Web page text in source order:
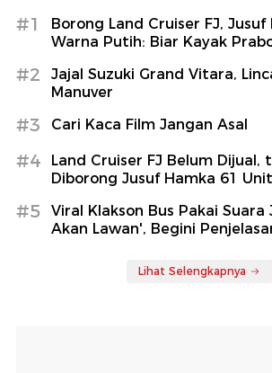
#1
Borong Land Cruiser FJ,
Warna Putih: Biar Kayak
#2
Jajal Suzuki Grand Vitara,
Manuver
#3 Cari Kaca Film Jangan Asal
#4
Land Cruiser FJ Belum Dijual,
Diborong Jusuf Hamka 61 Unit
#5
Viral Klakson Bus Pakai Suara
Akan Lawan', Begini
Lihat Selengkapnya